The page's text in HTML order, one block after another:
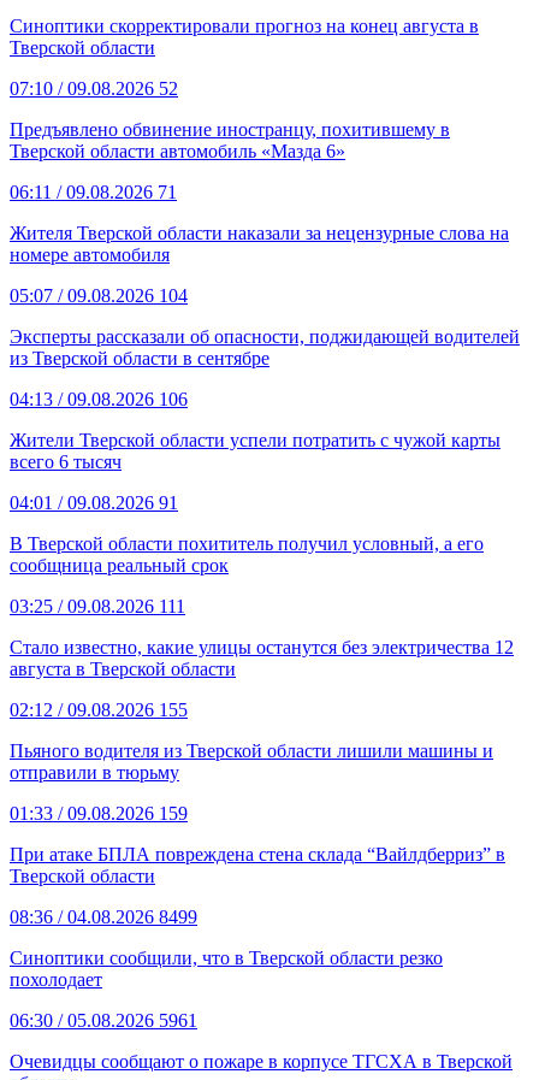
Синоптики скорректировали прогноз на конец августа в
Тверской области
07:10 / 09.08.2026 52
Предъявлено обвинение иностранцу, похитившему в
Тверской области автомобиль «Мазда 6»
06:11 / 09.08.2026 71
Жителя Тверской области наказали за нецензурные слова на
номере автомобиля
05:07 / 09.08.2026 104
Эксперты рассказали об опасности, поджидающей водителей
из Тверской области в сентябре
04:13 / 09.08.2026 106
Жители Тверской области успели потратить с чужой карты
всего 6 тысяч
04:01 / 09.08.2026 91
В Тверской области похититель получил условный, а его
сообщница реальный срок
03:25 / 09.08.2026 111
Стало известно, какие улицы останутся без электричества 12
августа в Тверской области
02:12 / 09.08.2026 155
Пьяного водителя из Тверской области лишили машины и
отправили в тюрьму
01:33 / 09.08.2026 159
При атаке БПЛА повреждена стена склада “Вайлдберриз” в
Тверской области
08:36 / 04.08.2026 8499
Синоптики сообщили, что в Тверской области резко
похолодает
06:30 / 05.08.2026 5961
Очевидцы сообщают о пожаре в корпусе ТГСХА в Тверской